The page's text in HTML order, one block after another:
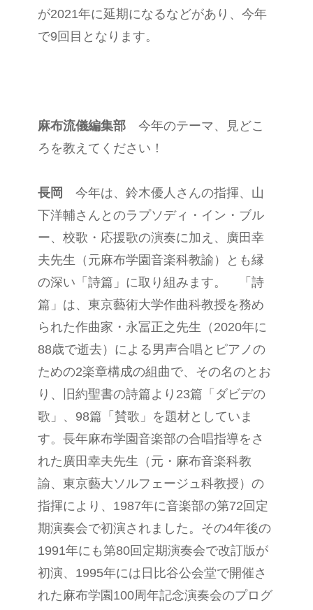
が2021年に延期になるなどがあり、今年
で9回目となります。
麻布流儀編集部今年のテーマ、見どこ
ろを教えてください！
長岡
今年は、鈴木優人さんの指揮、山
下洋輔さんとのラプソディ・イン・ブル
ー、校歌・応援歌の演奏に加え、廣田幸
夫先生（元麻布学園音楽科教諭）とも縁
の深い「詩篇」に取り組みます。 「詩
篇」は、東京藝術大学作曲科教授を務め
られた作曲家・永冨正之先生（2020年に
88歳で逝去）による男声合唱とピアノの
ための2楽章構成の組曲で、その名のとお
り、旧約聖書の詩篇より23篇「ダビデの
歌」、98篇「賛歌」を題材としていま
す。長年麻布学園音楽部の合唱指導をさ
れた廣田幸夫先生（元・麻布音楽科教
諭、東京藝大ソルフェージュ科教授）の
指揮により、1987年に音楽部の第72回定
期演奏会で初演されました。その4年後の
1991年にも第80回定期演奏会で改訂版が
初演、1995年には日比谷公会堂で開催さ
れた麻布学園100周年記念演奏会のプログ